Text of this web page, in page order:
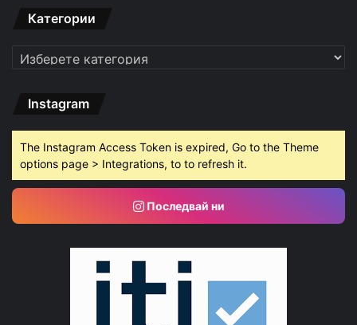
Категории
Категории
Instagram
The Instagram Access Token is expired, Go to the Theme
options page > Integrations, to to refresh it.
Последвай ни